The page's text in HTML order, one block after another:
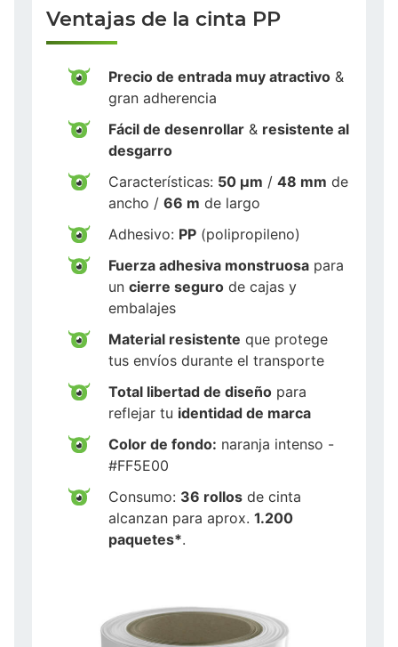
Ventajas de la cinta PP
Precio de entrada muy atractivo &
gran adherencia
Fácil de desenrollar & resistente al
desgarro
Características: 50 µm / 48 mm de
ancho / 66 m de largo
Adhesivo: PP (polipropileno)
Fuerza adhesiva monstruosa para
un cierre seguro de cajas y
embalajes
Material resistente que protege
tus envíos durante el transporte
Total libertad de diseño para
reflejar tu identidad de marca
Color de fondo: naranja intenso -
#FF5E00
Consumo: 36 rollos de cinta
alcanzan para aprox. 1.200
paquetes*.